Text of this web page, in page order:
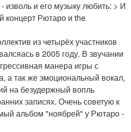
и его музыку любить: > И
концерт Рютаро и the
из четырёх участников
в 2005 году. В звучании
манера игры с
а так же эмоциональный вокал,
на безудержный вопль
записях. Очень советую к
альбом "ноябрей" у Рютаро -